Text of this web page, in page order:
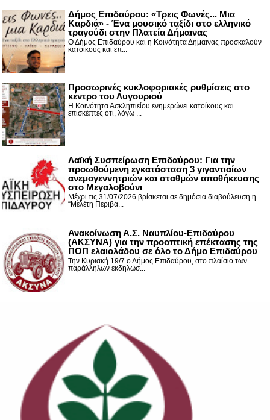
Δήμος Επιδαύρου: «Τρεις Φωνές... Μια
Καρδιά» - Ένα μουσικό ταξίδι στο ελληνικό
τραγούδι στην Πλατεία Δήμαινας
Ο Δήμος Επιδαύρου και η Κοινότητα Δήμαινας προσκαλούν
κατοίκους και επ...
Προσωρινές κυκλοφοριακές ρυθμίσεις στο
κέντρο του Λυγουριού
Η Κοινότητα Ασκληπιείου ενημερώνει κατοίκους και
επισκέπτες ότι, λόγω ...
Λαϊκή Συσπείρωση Επιδαύρου: Για την
προωθούμενη εγκατάσταση 3 γιγαντιαίων
ανεμογεννητριών και σταθμών αποθήκευσης
στο Μεγαλοβούνι
Μέχρι τις 31/07/2026 βρίσκεται σε δημόσια διαβούλευση η
“Μελέτη Περιβά...
Ανακοίνωση Α.Σ. Ναυπλίου-Επιδαύρου
(ΑΚΣΥΝΑ) για την προοπτική επέκτασης της
ΠΟΠ ελαιολάδου σε όλο το Δήμο Επιδαύρου
Την Κυριακή 19/7 ο Δήμος Επιδαύρου, στο πλαίσιο των
παράλληλων εκδηλώσ...